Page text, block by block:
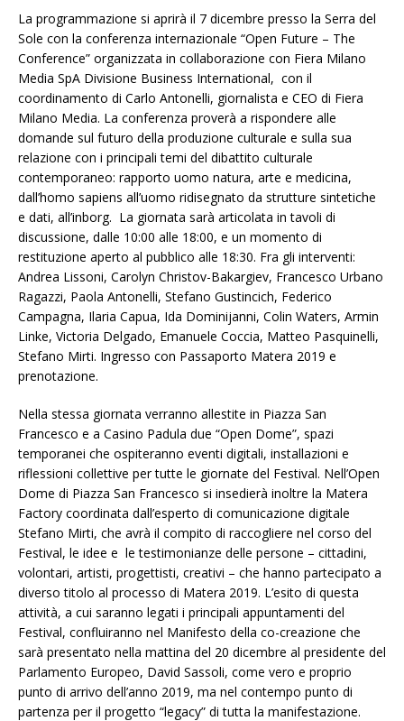
La programmazione si aprirà il 7 dicembre presso la Serra del
Sole con la conferenza internazionale “Open Future – The
Conference” organizzata in collaborazione con Fiera Milano
Media SpA Divisione Business International, con il
coordinamento di Carlo Antonelli, giornalista e CEO di Fiera
Milano Media. La conferenza proverà a rispondere alle
domande sul futuro della produzione culturale e sulla sua
relazione con i principali temi del dibattito culturale
contemporaneo: rapporto uomo natura, arte e medicina,
dall’homo sapiens all’uomo ridisegnato da strutture sintetiche
e dati, all’inborg. La giornata sarà articolata in tavoli di
discussione, dalle 10:00 alle 18:00, e un momento di
restituzione aperto al pubblico alle 18:30. Fra gli interventi:
Andrea Lissoni, Carolyn Christov-Bakargiev, Francesco Urbano
Ragazzi, Paola Antonelli, Stefano Gustincich, Federico
Campagna, Ilaria Capua, Ida Dominijanni, Colin Waters, Armin
Linke, Victoria Delgado, Emanuele Coccia, Matteo Pasquinelli,
Stefano Mirti. Ingresso con Passaporto Matera 2019 e
prenotazione.
Nella stessa giornata verranno allestite in Piazza San
Francesco e a Casino Padula due “Open Dome”, spazi
temporanei che ospiteranno eventi digitali, installazioni e
riflessioni collettive per tutte le giornate del Festival. Nell’Open
Dome di Piazza San Francesco si insedierà inoltre la Matera
Factory coordinata dall’esperto di comunicazione digitale
Stefano Mirti, che avrà il compito di raccogliere nel corso del
Festival, le idee e le testimonianze delle persone – cittadini,
volontari, artisti, progettisti, creativi – che hanno partecipato a
diverso titolo al processo di Matera 2019. L’esito di questa
attività, a cui saranno legati i principali appuntamenti del
Festival, confluiranno nel Manifesto della co-creazione che
sarà presentato nella mattina del 20 dicembre al presidente del
Parlamento Europeo, David Sassoli, come vero e proprio
punto di arrivo dell’anno 2019, ma nel contempo punto di
partenza per il progetto “legacy” di tutta la manifestazione.